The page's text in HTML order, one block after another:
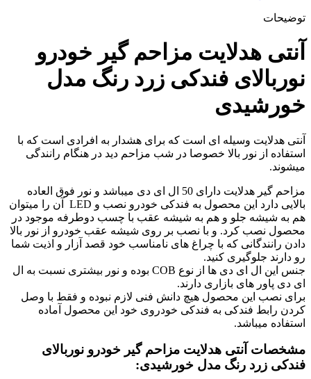
مدل
عدد
توضیحات
آنتی هدلایت مزاحم گیر خودرو
نوربالای فندکی زرد رنگ مدل
خورشیدی
آنتی هدلایت وسیله ای است که برای هشدار به افرادی است که با
استفاده از نور بالا خصوصا در شب مزاحم دید در هنگام رانندگی
میشوند.
مزاحم گیر هدلایت دارای 50 ال ای دی میباشد و نور فوق العاده
بالایی دارد این محصول به فندکی خودرو نصب و LED آن را میتوان
هم به شیشه جلو و هم به شیشه عقب با چسب دوطرفه موجود در
محصول نصب کرد. و با نصب بر روی شیشه عقب خودرو از نور بالا
دادن رانندگانی که با چراغ های نامناسب خود قصد آزار و اذیت شما
رو دارند جلوگیری کنید.
جنس این ال ای دی ها از نوع COB بوده و نور بیشتری نسبت به ال
ای دی پاور های بازاری دارند.
برای نصب این محصول هیچ دانش فنی لازم نبوده و فقط با وصل
کردن رابط فندکی به فندکی خودروی خود این محصول آماده
استفاده میباشد.
مشخصات آنتی هدلایت مزاحم گیر خودرو نوربالای
فندکی زرد رنگ مدل خورشیدی: